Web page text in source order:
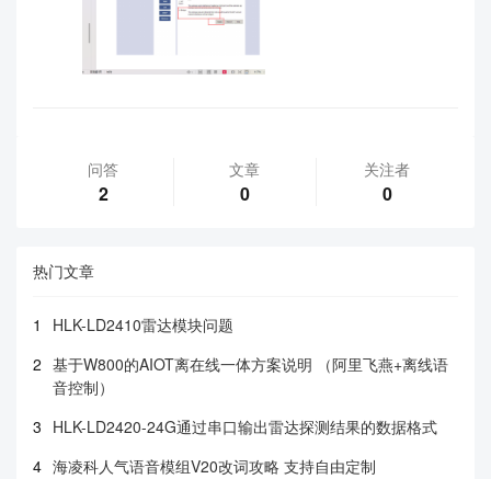
问答
2
文章
0
关注者
0
热门文章
1
HLK-LD2410雷达模块问题
2 基于W800的AIOT离在线一体方案说明 （阿里飞燕+离线语
音控制）
3 HLK-LD2420-24G通过串口输出雷达探测结果的数据格式
4 海凌科人气语音模组V20改词攻略 支持自由定制